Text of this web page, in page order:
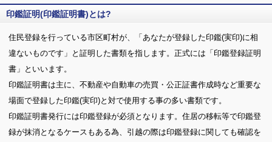
印鑑証明(印鑑証明書)とは?
住民登録を行っている市区町村が、「あなたが登録した印鑑(実印)に相
違ないものです」と証明した書類を指します。正式には「印鑑登録証明
書」といいます。
印鑑証明書は主に、不動産や自動車の売買・公正証書作成時など重要な
場面で登録した印鑑(実印)と対で使用する事の多い書類です。
印鑑証明書発行には印鑑登録が必須となります。住居の移転等で印鑑登
録が抹消となるケースもある為、引越の際は印鑑登録に関しても確認を